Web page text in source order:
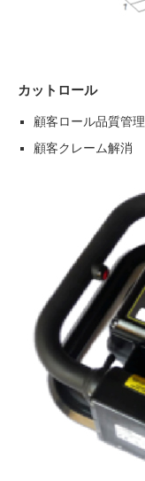
カットロール
顧客ロール品質管理
顧客クレーム解消